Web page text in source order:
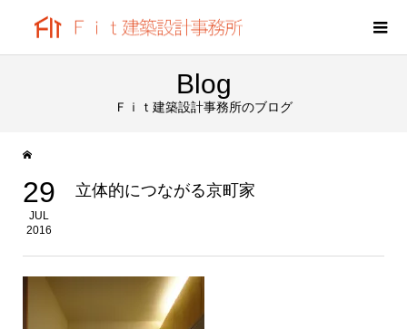
Blog
Ｆｉｔ建築設計事務所のブログ
29
JUL
2016
立体的につながる京町家